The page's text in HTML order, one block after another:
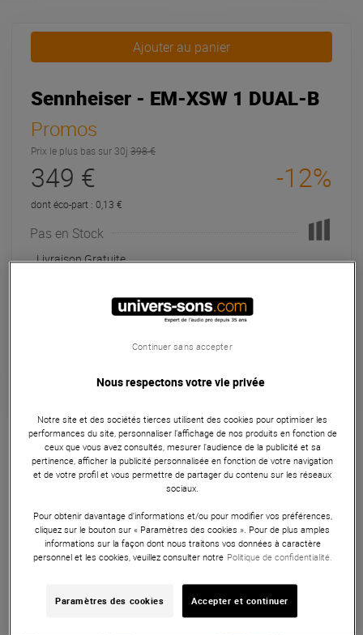
Ajouter au panier
Sennheiser - EM-XSW 1 DUAL-B
Promos
Prix le plus bas sur 30j 398 €
349 € -12%
dont éco-part : 0,13 €
Pas en Stock
Livraison Gratuite
4x 10x 12x
/ mois
Mensualités :
TAEG fixe :
Garantie3 ans
Eligible à la Garantie Sérénité
Micro sans fil chant
SKM 825-XSW-B ou SKM 835-XSW-B et SKM 865-XSW-B.
Plan de fréquences B (614-638 MHz).
Nous respectons votre vie privée
Notre site et des sociétés tierces utilisent des cookies pour optimiser les
performances du site, personnaliser l’affichage de nos produits en fonction de
ceux que vous avez consultés, mesurer l'audience de la publicité et sa
pertinence, afficher la publicité personnalisée en fonction de votre navigation
et de votre profil et vous permettre de partager du contenu sur les réseaux
sociaux.
Pour obtenir davantage d'informations et/ou pour modifier vos préférences,
cliquez sur le bouton sur « Paramètres des cookies ». Pour de plus amples
informations sur la façon dont nous traitons vos données à caractère
personnel et les cookies, veuillez consulter notre Politique de confidentialité.
Paramètres des cookies Accepter et continuer
Continuer sans accepter